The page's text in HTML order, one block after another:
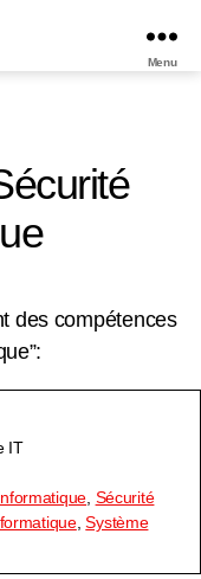
Menu
des compétences
IT
Sécurité
,Système